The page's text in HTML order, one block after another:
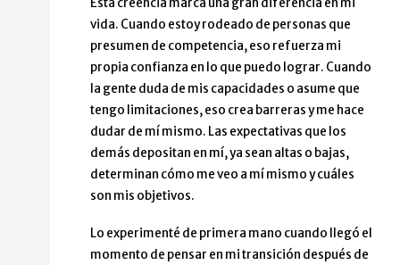
vida. Cuando estoy rodeado de personas que
presumen de competencia, eso refuerza mi
propia confianza en lo que puedo lograr. Cuando
la gente duda de mis capacidades o asume que
tengo limitaciones, eso crea barreras y me hace
dudar de mí mismo. Las expectativas que los
demás depositan en mí, ya sean altas o bajas,
determinan cómo me veo a mí mismo y cuáles
son mis objetivos.
Lo experimenté de primera mano cuando llegó el
momento de pensar en mi transición después de